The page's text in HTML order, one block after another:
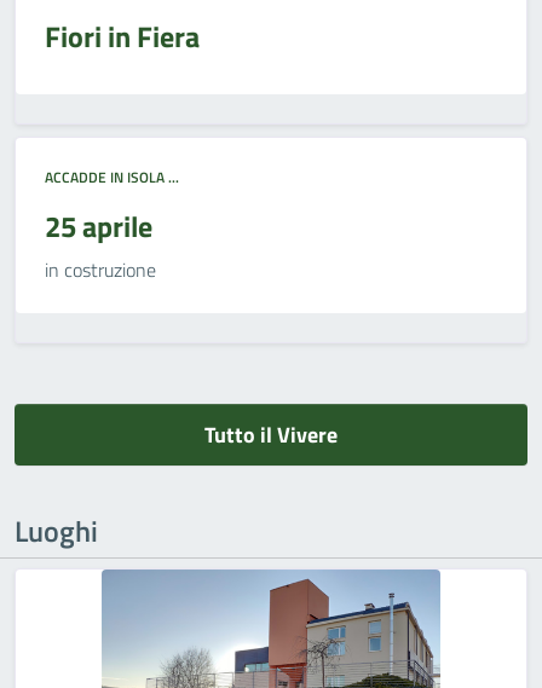
Fiori in Fiera
ACCADDE IN ISOLA ...
25 aprile
in costruzione
Tutto il Vivere
Luoghi